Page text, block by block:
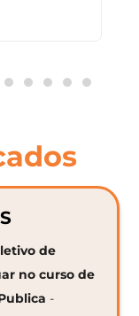
de
no curso de
-